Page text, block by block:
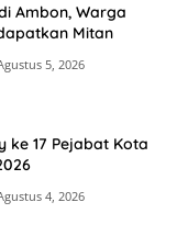
Ambon, Warga
Mitan
5, 2026
ke 17 Pejabat Kota
4, 2026